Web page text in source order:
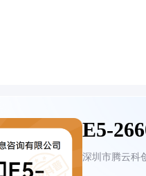
E5-
深圳市腾云科